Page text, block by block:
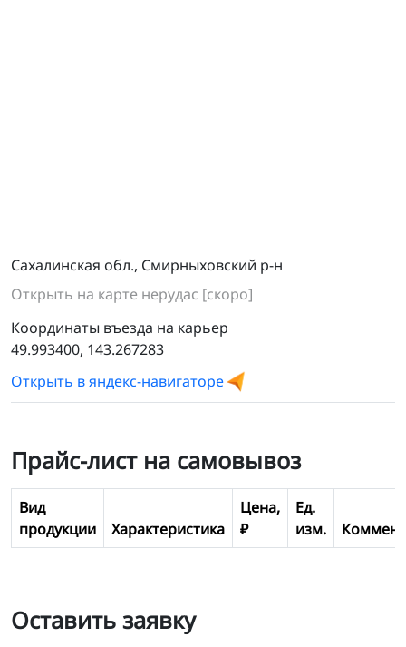
Сахалинская обл., Смирныховский р-н
Открыть на карте нерудас [скоро]
Координаты въезда на карьер
49.993400, 143.267283
Открыть в яндекс-навигаторе
Прайс-лист на самовывоз
Вид
продукции
Характеристика
Цена,
₽
Ед.
изм.
Оставить заявку